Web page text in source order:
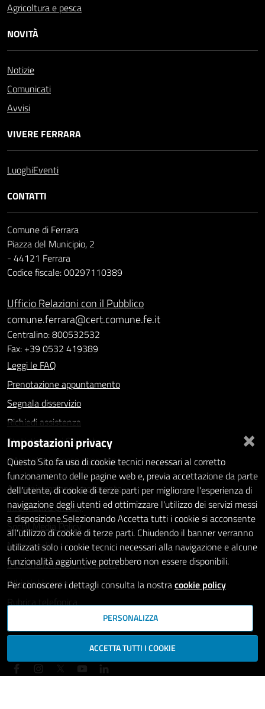
Agricoltura e pesca
NOVITÀ
Notizie
Comunicati
Avvisi
VIVERE FERRARA
LuoghiEventi
CONTATTI
Comune di Ferrara
Piazza del Municipio, 2
- 44121 Ferrara
Codice fiscale: 00297110389
Ufficio Relazioni con il Pubblico
comune.ferrara@cert.comune.fe.it
Centralino: 800532532
Fax: +39 0532 419389
Leggi le FAQ
Prenotazione appuntamento
Segnala disservizio
Richiedi assistenza
Statistiche dei Siti web
Intranet - accesso riservato
Amministrazione trasparente
Informativa privacy
Social Media Policy
Note legali
Dichiarazione di accessibilità
Whistleblowing
Rubrica telefonica
SEGUICI SU
×
Impostazioni privacy
Questo Sito fa uso di cookie tecnici necessari al corretto
funzionamento delle pagine web e, previa accettazione da parte
dell'utente, di cookie di terze parti per migliorare l'esperienza di
navigazione degli utenti ed ottimizzare l'utilizzo dei servizi messi
a disposizione.Selezionando Accetta tutti i cookie si acconsente
all'utilizzo di cookie di terze parti. Chiudendo il banner verranno
utilizzati solo i cookie tecnici necessari alla navigazione e alcune
funzionalità aggiuntive potrebbero non essere disponibili.
Per conoscere i dettagli consulta la nostracookie policy
PERSONALIZZA
ACCETTA TUTTI I COOKIE